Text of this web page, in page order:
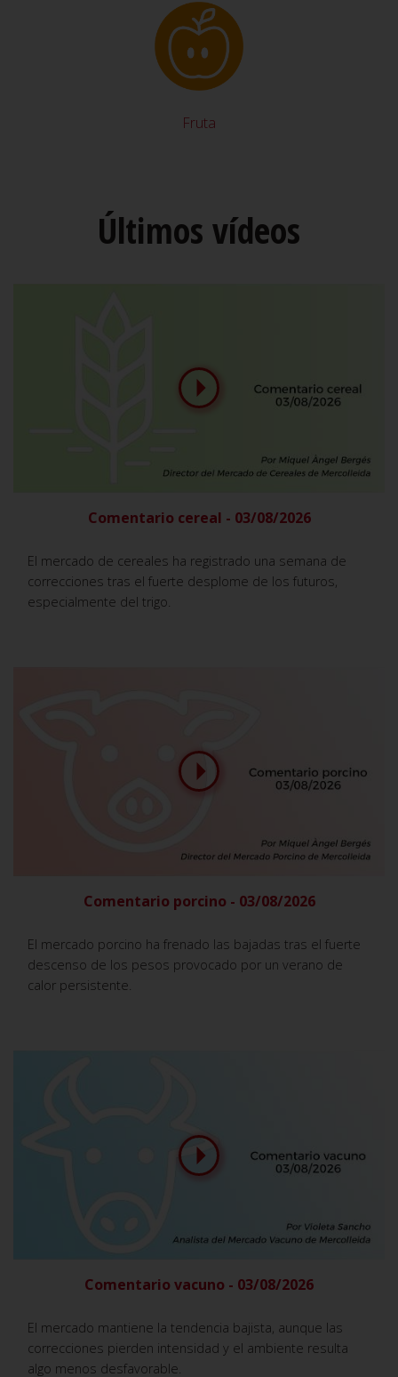
Fruta
Últimos vídeos
Comentario cereal - 03/08/2026
El mercado de cereales ha registrado una semana de
correcciones tras el fuerte desplome de los futuros,
especialmente del trigo.
Comentario porcino - 03/08/2026
El mercado porcino ha frenado las bajadas tras el fuerte
descenso de los pesos provocado por un verano de
calor persistente.
Comentario vacuno - 03/08/2026
El mercado mantiene la tendencia bajista, aunque las
correcciones pierden intensidad y el ambiente resulta
algo menos desfavorable.